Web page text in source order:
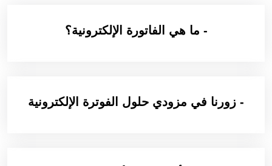
- ما هي الفاتورة الإلكترونية؟
- زورنا في مزودي حلول الفوترة الإلكترونية